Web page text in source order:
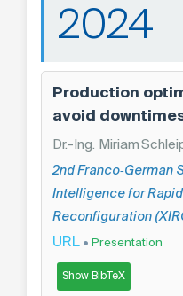
2024
Production
avoid
Dr.-Ing. Miriam
2nd Franco‑German
Intelligence for
Reconfiguration
URL • Presentation
Show BibTeX